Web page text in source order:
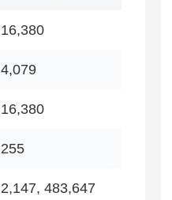
16,380
4,079
16,380
255
2,147, 483,647